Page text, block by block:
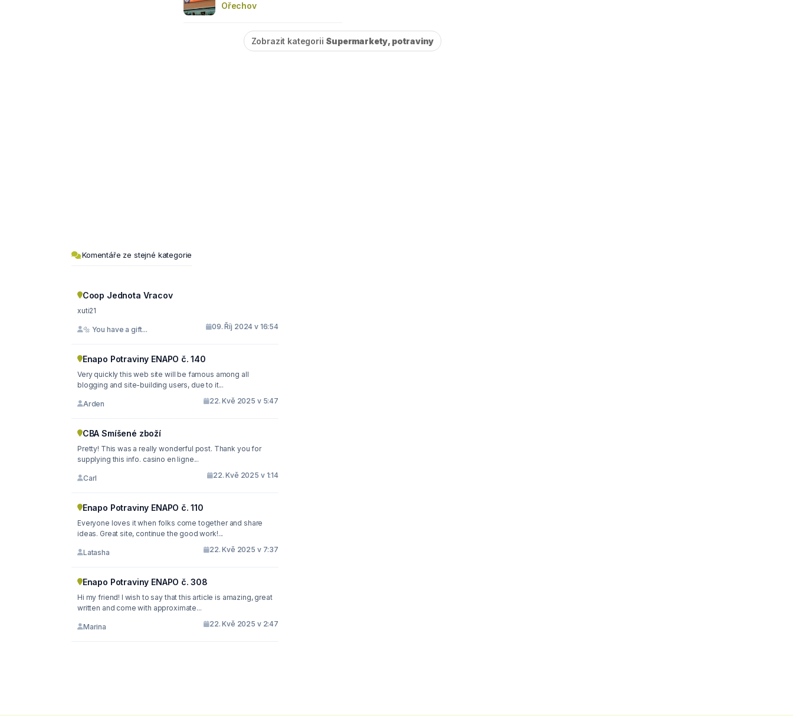
Ořechov
Zobrazit kategorii Supermarkety, potraviny
Komentáře ze stejné kategorie
Coop Jednota Vracov
xuti21
🔩 You have a gift... 09. Říj 2024 v 16:54
Enapo Potraviny ENAPO č. 140
Very quickly this web site will be famous among all
blogging and site-building users, due to it...
Arden 22. Kvě 2025 v 5:47
CBA Smíšené zboží
Pretty! This was a really wonderful post. Thank you for
supplying this info. casino en ligne...
Carl 22. Kvě 2025 v 1:14
Enapo Potraviny ENAPO č. 110
Everyone loves it when folks come together and share
ideas. Great site, continue the good work!...
Latasha 22. Kvě 2025 v 7:37
Enapo Potraviny ENAPO č. 308
Hi my friend! I wish to say that this article is amazing, great
written and come with approximate...
Marina 22. Kvě 2025 v 2:47